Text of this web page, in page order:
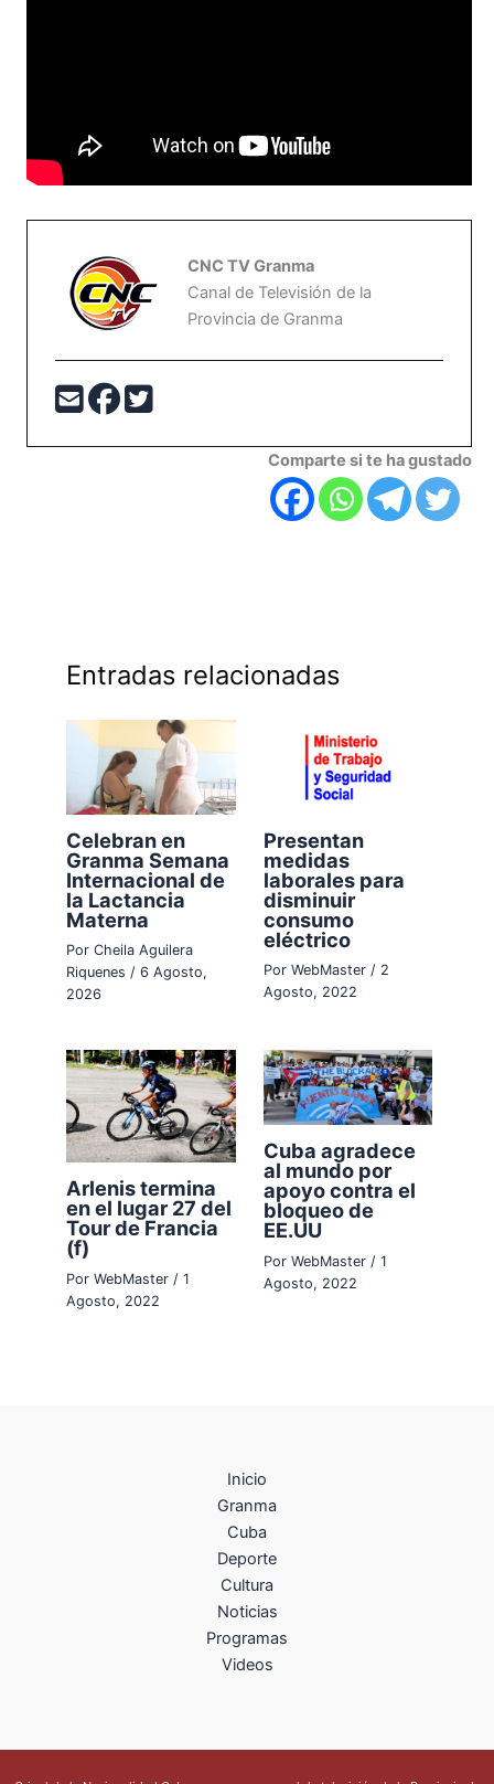
CNC TV Granma
Canal de Televisión de la
Provincia de Granma
Comparte si te ha gustado
Entradas relacionadas
Celebran en
Granma Semana
Internacional de
la Lactancia
Materna
PorCheila Aguilera
Riquenes/6 Agosto,
2026
Presentan
medidas
laborales para
disminuir
consumo
eléctrico
Por WebMaster / 2
Agosto, 2022
Arlenis termina
en el lugar 27 del
Tour de Francia
(f)
PorWebMaster /1
Agosto, 2022
Cuba agradece
al mundo por
apoyo contra el
bloqueo de
EE.UU
Por WebMaster / 1
Agosto, 2022
Inicio
Granma
Cuba
Deporte
Cultura
Noticias
Programas
Videos